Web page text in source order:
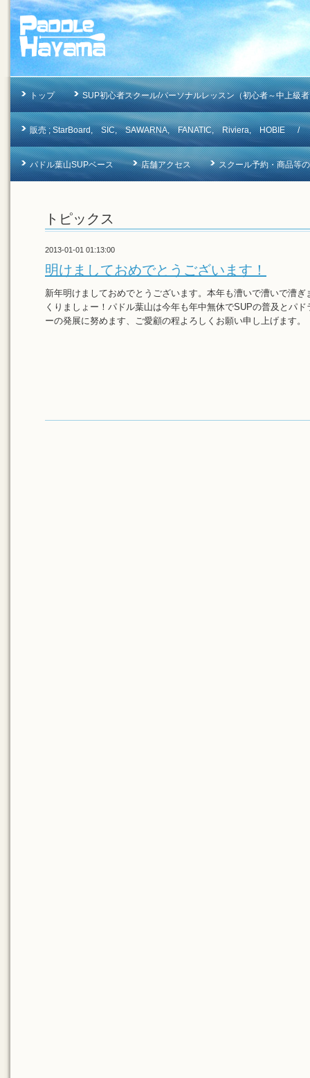
トップ SUP初心者スクール/パーソナルレッスン（初心者～中上級
販売 ; StarBoard, SIC, SAWARNA, FANATIC, Riviera, HOBIE /
パドル葉山SUPベース 店舗アクセス スクール予約・商品
トピックス
2013-01-01 01:13:00
明けましておめでとうございます！
新年明けましておめでとうございます。本年も漕いで漕いで漕ぎ
くりましょー！パドル葉山は今年も年中無休でSUPの普及とパド
ーの発展に努めます、ご愛顧の程よろしくお願い申し上げます。